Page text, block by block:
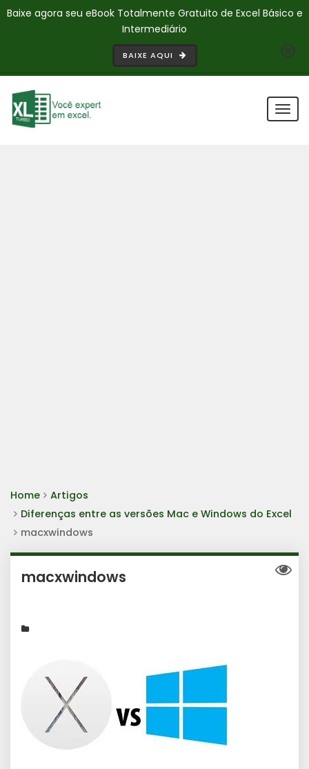
Baixe agora seu eBook Totalmente Gratuito de Excel Básico e
Intermediário
BAIXE AQUI
Home
Artigos
Diferenças entre as versões Mac e Windows do Excel
macxwindows
macxwindows